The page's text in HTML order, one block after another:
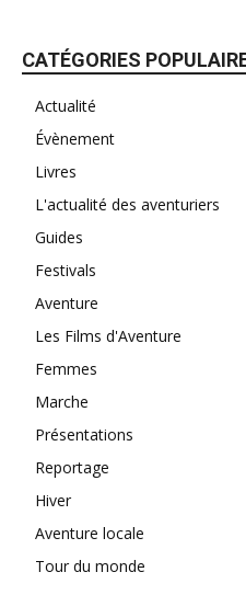
CATÉGORIES
Actualité
Évènement
Livres
L'actualité des aventuriers
Guides
Festivals
Aventure
Les Films d'Aventure
Femmes
Marche
Présentations
Reportage
Hiver
Aventure locale
Tour du monde